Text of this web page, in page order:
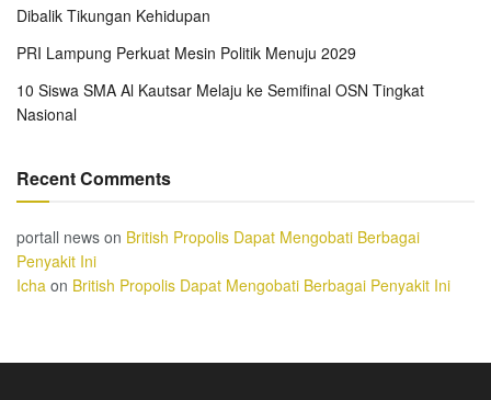
Dibalik Tikungan Kehidupan
PRI Lampung Perkuat Mesin Politik Menuju 2029
10 Siswa SMA Al Kautsar Melaju ke Semifinal OSN Tingkat
Nasional
Recent Comments
portall news on British Propolis Dapat Mengobati Berbagai
Penyakit Ini
Icha on British Propolis Dapat Mengobati Berbagai Penyakit Ini